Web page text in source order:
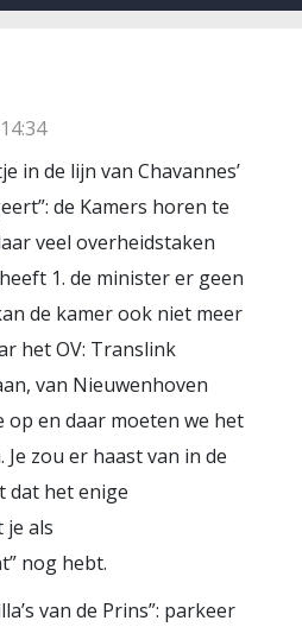
in de lijn van Chavannes’
de Kamers horen te
veel overheidstaken
1. de minister er geen
de kamer ook niet meer
het OV: Translink
van Nieuwenhoven
en daar moeten we het
Je zou er haast van in de
dat het enige
je als
nog hebt.
van de Prins”: parkeer